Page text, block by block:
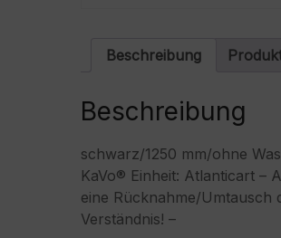
Beschreibung
Beschreibung
schwarz/1250 mm/ohne
KaVo® Einheit: Atlanticart –
eine Rücknahme/Umtausch
Verständnis! –